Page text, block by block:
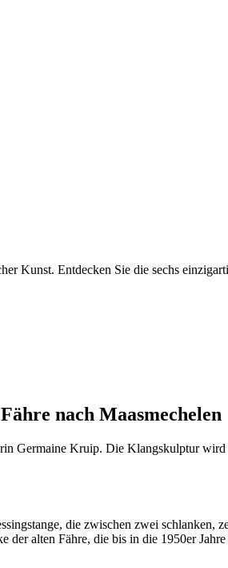
Kunst. Entdecken Sie die sechs
nach Maasmechelen
Germaine Kruip. Die Klangskulptur
die zwischen zwei schlanken,
alten Fähre, die bis in die 1950er